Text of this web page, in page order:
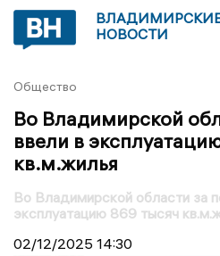
НОВОСТИ
Общество
Во Владимирской
ввели в
кв.м.жилья
Во Владимирской области за
эксплуатацию 869 тысяч
02/12/2025 14:30